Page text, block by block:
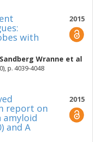
2015
with
Wranne et al
p. 4039-4048
2015
report on
amyloid
and A